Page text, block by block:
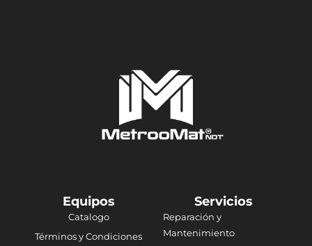
Equipos
Catalogo
Términos y Condiciones
Servicios
Reparación y
Mantenimiento